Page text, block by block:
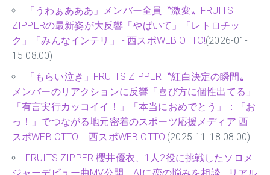
「うわぁあああ」メンバー全員〝激変〟FRUITS
ZIPPERの最新姿が大反響「やばいて」「レトロチッ
ク」「みんなインテリ」 - 西スポWEB OTTO!(2026-01-
15 08:00)
「もらい泣き」FRUITS ZIPPER〝紅白決定の瞬間〟
メンバーのリアクションに反響「喜び方に個性出てる」
「有言実行カッコイイ！」「本当におめでとう」：「お
っ！」でつながる地元密着のスポーツ応援メディア 西
スポWEB OTTO! - 西スポWEB OTTO!(2025-11-18 08:00)
FRUITS ZIPPER 櫻井優衣、1人2役に挑戦したソロメ